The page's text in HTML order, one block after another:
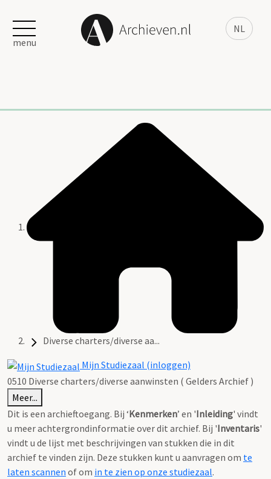
NL
menu
Diverse charters/diverse aa...
Mijn Studiezaal (inloggen)
0510 Diverse charters/diverse aanwinsten ( Gelders Archief )
Meer...
Dit is een archieftoegang. Bij ‘Kenmerken’ en 'Inleiding' vindt
u meer achtergrondinformatie over dit archief. Bij 'Inventaris'
vindt u de lijst met beschrijvingen van stukken die in dit
archief te vinden zijn. Deze stukken kunt u aanvragen om te
laten scannen of om in te zien op onze studiezaal.